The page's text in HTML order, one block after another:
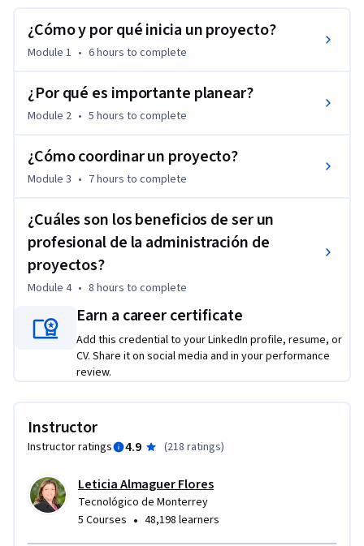
a fin. Conoceremos también sobre la institución líder a nivel
mundial en temas de gestión de proyectos, sus estándares y
beneficios que ofrece para ti y para tu organización.
También comprenderás en qué consisten las certificaciones
profesionales y sus requisitos para reconocer el valor y los
beneficios que ofrecen gracias a los altos estándares de
calidad que el instituto ha cuidado y perfeccionado a través
Los objetivos del curso 1 son los siguientes:
proyecto.
planeación de un proyecto.
¿Cómo y por qué inicia un proyecto?
Module 1 • 6 hours to complete
¿Por qué es importante planear?
Module 2 • 5 hours to complete
¿Cómo coordinar un proyecto?
Module 3 • 7 hours to complete
¿Cuáles son los beneficios de ser un
profesional de la administración de
proyectos?
Module 4 • 8 hours to complete
Earn a career certificate
Add this credential to your LinkedIn profile, resume, or
CV. Share it on social media and in your performance
review.
Instructor
Instructor ratings 4.9 (218 ratings)
Leticia Almaguer Flores
Tecnológico de Monterrey
5 Courses • 48,198 learners